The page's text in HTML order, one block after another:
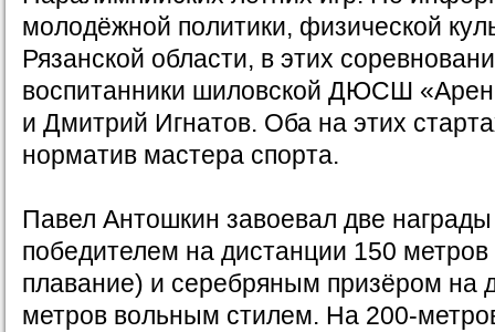
молодёжной политики, физической
Рязанской области, в этих
воспитанники шиловской ДЮСШ
и Дмитрий Игнатов. Оба на этих
норматив мастера спорта.
Павел Антошкин завоевал две
победителем на дистанции 150
плавание) и серебряным призёром на
метров вольным стилем. На 200-